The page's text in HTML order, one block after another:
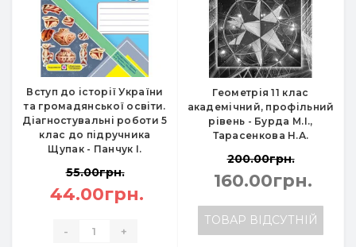
Вступ до історії України
та громадянської освіти.
Діагностувальні роботи 5
клас до підручника
Щупак - Панчук І.
55.00грн.
44.00грн.
- +
Геометрія 11 клас
академічний, профільний
рівень - Бурда М.І.,
Тарасенкова Н.А.
200.00грн.
160.00грн.
ТОВАР ВІДСУТНІЙ